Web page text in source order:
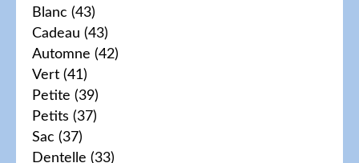
Blanc (43)
Cadeau (43)
Automne (42)
Vert (41)
Petite (39)
Petits (37)
Sac (37)
Dentelle (33)